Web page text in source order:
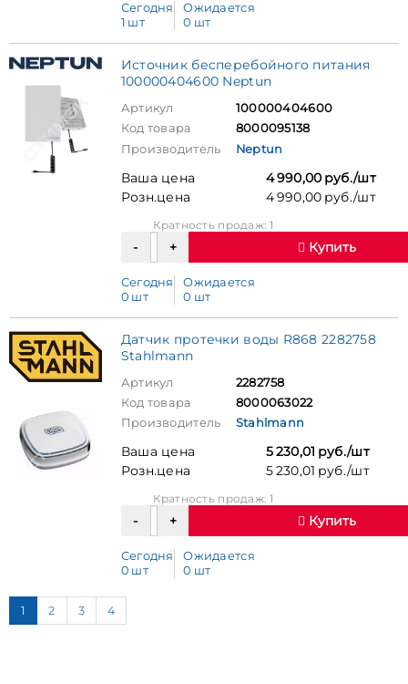
Сегодня
1 шт
Ожидается
0 шт
Источник бесперебойного питания
100000404600 Neptun
Артикул
100000404600
Код товара
8000095138
Производитель
Neptun
Ваша цена
4 990,00 руб./шт
Розн.цена
4 990,00 руб./шт
Кратность продаж: 1
Купить
Сегодня
0 шт
Ожидается
0 шт
Датчик протечки воды R868 2282758
Stahlmann
Артикул
2282758
Код товара
8000063022
Производитель
Stahlmann
Ваша цена
5 230,01 руб./шт
Розн.цена
5 230,01 руб./шт
Кратность продаж: 1
Купить
Сегодня
0 шт
Ожидается
0 шт
1 2 3 4